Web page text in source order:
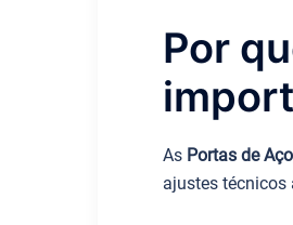
Por
As Portas de Aço
ajustes técnicos